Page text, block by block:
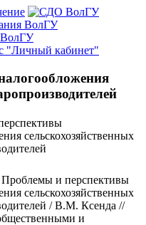
ВолГУ
ВолГУ
"Личный кабинет"
сельскохозяйственных
и перспективы
сельскохозяйственных
/ В.М. Ксенда //
и